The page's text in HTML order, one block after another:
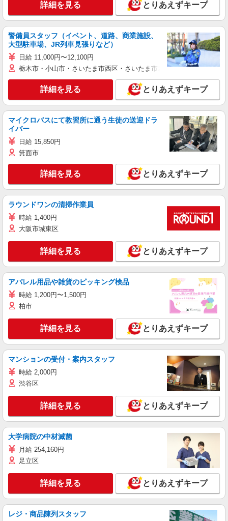
詳細を見る とりあえずキープ
警備員スタッフ（イベント、道路、商業施設、
大型駐車場、JR列車見張りなど）
日給 11,000円〜12,100円
栃木市・小山市・さいたま市西区・さいたま市岩槻区・久喜市・蓮田
詳細を見る とりあえずキープ
マイクロバスにて教習所に通う生徒の送迎ドラ
イバー
日給 15,850円
箕面市
詳細を見る とりあえずキープ
ラウンドワンの清掃作業員
時給 1,400円
大阪市城東区
詳細を見る とりあえずキープ
アパレル用品や雑貨のピッキング検品
時給 1,200円〜1,500円
柏市
詳細を見る とりあえずキープ
マンションの受付・案内スタッフ
時給 2,000円
渋谷区
詳細を見る とりあえずキープ
大学病院の中材滅菌
月給 254,160円
足立区
詳細を見る とりあえずキープ
レジ・商品陳列スタッフ